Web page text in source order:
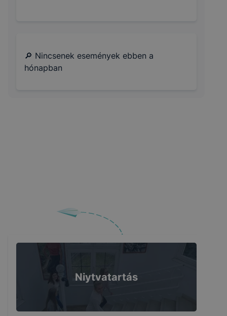
🔎 Nincsenek események ebben a
hónapban
Niytvatartás